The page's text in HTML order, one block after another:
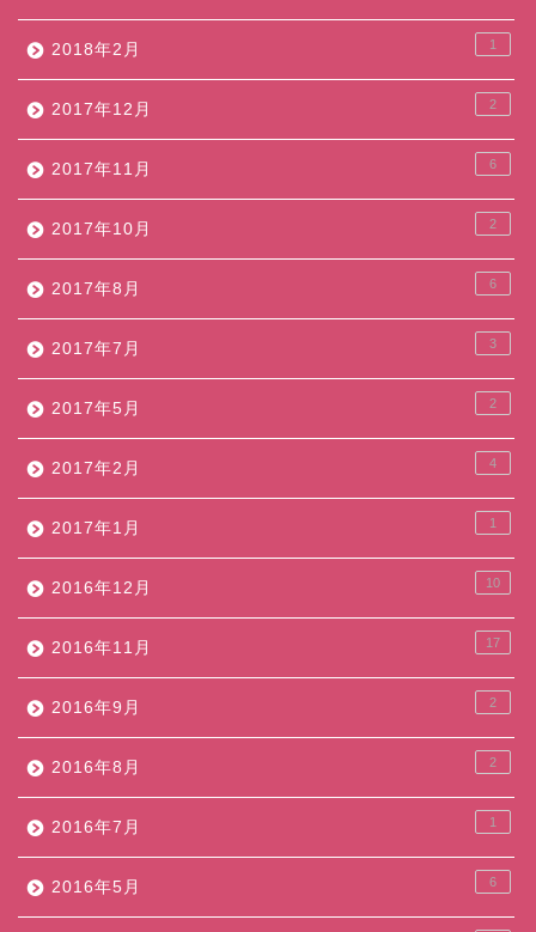
2018年2月 1
2017年12月 2
2017年11月 6
2017年10月 2
2017年8月 6
2017年7月 3
2017年5月 2
2017年2月 4
2017年1月 1
2016年12月 10
2016年11月 17
2016年9月 2
2016年8月 2
2016年7月 1
2016年5月 6